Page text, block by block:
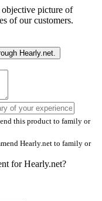
picture of
of our customers.
Hearly.net.
this product to family or
Hearly.net to family or
for Hearly.net?